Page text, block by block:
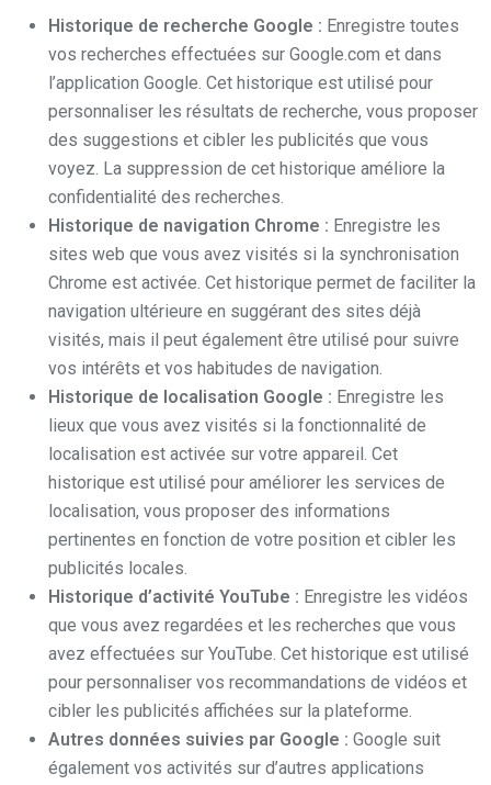
Historique de recherche Google : Enregistre toutes
vos recherches effectuées sur Google.com et dans
l’application Google. Cet historique est utilisé pour
personnaliser les résultats de recherche, vous proposer
des suggestions et cibler les publicités que vous
voyez. La suppression de cet historique améliore la
confidentialité des recherches.
Historique de navigation Chrome : Enregistre les
sites web que vous avez visités si la synchronisation
Chrome est activée. Cet historique permet de faciliter la
navigation ultérieure en suggérant des sites déjà
visités, mais il peut également être utilisé pour suivre
vos intérêts et vos habitudes de navigation.
Historique de localisation Google : Enregistre les
lieux que vous avez visités si la fonctionnalité de
localisation est activée sur votre appareil. Cet
historique est utilisé pour améliorer les services de
localisation, vous proposer des informations
pertinentes en fonction de votre position et cibler les
publicités locales.
Historique d’activité YouTube : Enregistre les vidéos
que vous avez regardées et les recherches que vous
avez effectuées sur YouTube. Cet historique est utilisé
pour personnaliser vos recommandations de vidéos et
cibler les publicités affichées sur la plateforme.
Autres données suivies par Google : Google suit
également vos activités sur d’autres applications